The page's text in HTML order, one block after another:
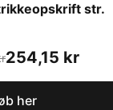
str.
254,15 kr
her